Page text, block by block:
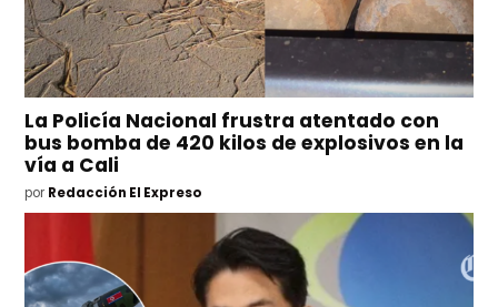
La Policía Nacional frustra atentado con
bus bomba de 420 kilos de explosivos en la
vía a Cali
por Redacción El Expreso